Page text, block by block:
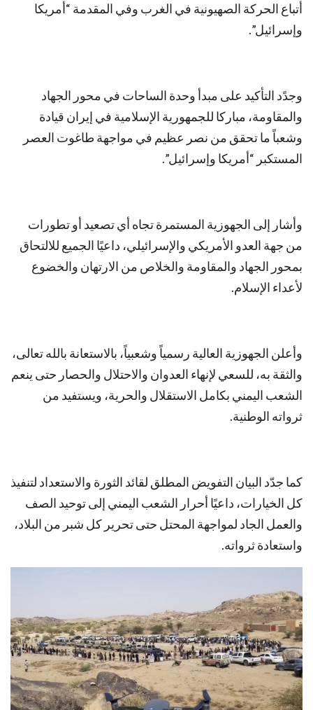
أتباع الحركة الصهيونية في الغرب وفي المقدمة “أمريكا
وإسرائيل”.
وجدًد التأكيد على مبدأ وحدة الساحات في محور الجهاد
والمقاومة، مباركا للجمهورية الإسلامية في إيران قيادة
وشعباً ما تحقق من نصر عظيم في مواجهة طاغوت العصر
المستكبر “أمريكا وإسرائيل”.
وأشار إلى الجهوزية المستمرة تجاه أي تصعيد أو تطورات
من جهة العدو الأمريكي والإسرائيلي، داعيًا الجميع للالتحاق
بمحور الجهاد والمقاومة والخلاص من الارتهان والخضوع
لأعداء الإسلام.
وأعلن الجهوزية العالية رسمياً وشعبياً، بالاستعانة بالله تعالى،
والثقة به، للسعي لإنهاء العدوان والاحتلال والحصار حتى ينعم
الشعب اليمني بكامل الاستقلال والحرية، ويستفيد من
ثرواته الوطنية.
كما جدّد البيان التفويض المطلق لقائد الثورة والاستعداد لتنفيذ
كل الخيارات، داعيًا أحرار الشعب اليمني إلى توحيد الصف
والعمل الجاد لمواجهة المحتل حتى تحرير كل شبر من البلاد،
واستعادة ثرواته.